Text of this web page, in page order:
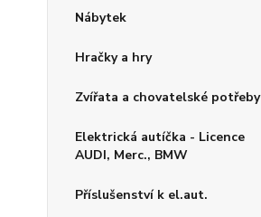
Nábytek
Hračky a hry
Zvířata a chovatelské potřeby
Elektrická autíčka - Licence
AUDI, Merc., BMW
Příslušenství k el.aut.